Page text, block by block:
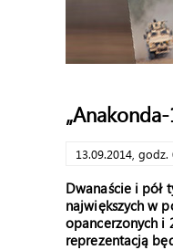
13.09.2014, godz.
Dwanaście i pół
największych w
opancerzonych i
reprezentacją